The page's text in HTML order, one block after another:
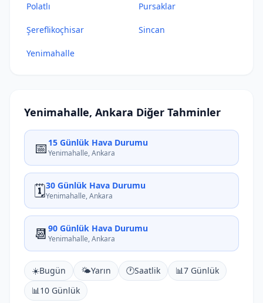
Polatlı Pursaklar
Şereflikoçhisar Sincan
Yenimahalle
Yenimahalle, Ankara Diğer Tahminler
📅 15 Günlük Hava Durumu
Yenimahalle, Ankara
🗓️30 Günlük Hava Durumu
Yenimahalle, Ankara
📆 90 Günlük Hava Durumu
Yenimahalle, Ankara
☀️Bugün 🌤️Yarın 🕐Saatlik 📊7 Günlük
📊10 Günlük